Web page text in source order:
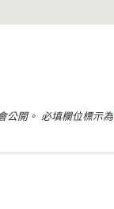
公開。 必填欄位標示為